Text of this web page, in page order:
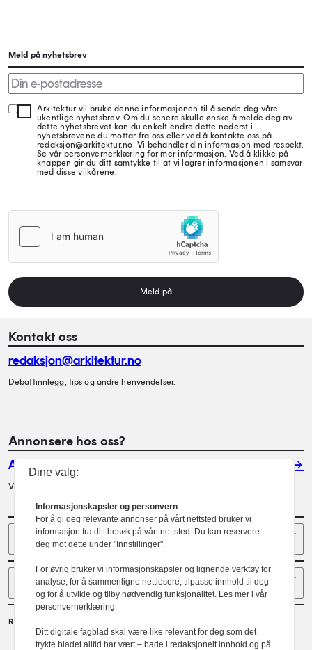
Meld på nyhetsbrev
Arkitektur vil bruke denne informasjonen til å sende deg våre
ukentlige nyhetsbrev. Om du senere skulle ønske å melde deg av
dette nyhetsbrevet kan du enkelt endre dette nederst i
nyhetsbrevene du mottar fra oss eller ved å kontakte oss på
redaksjon@arkitektur.no. Vi behandler din informasjon med respekt.
Se vår personvernerklæring for mer informasjon. Ved å klikke på
knappen gir du ditt samtykke til at vi lagrer informasjonen i samsvar
med disse vilkårene.
Meld på
Kontakt oss
redaksjon@arkitektur.no
Debattinnlegg, tips og andre henvendelser.
Annonsere hos oss?
Annonser
Vil du annonsere i Arkitektur? Les mer her.
Sider
Følg oss
Redaktør
Gaute Brochmann
Dine valg:
Informasjonskapsler og personvern
For å gi deg relevante annonser på vårt nettsted bruker vi
informasjon fra ditt besøk på vårt nettsted. Du kan reservere
deg mot dette under "Innstillinger".
For øvrig bruker vi informasjonskapsler og lignende verktøy for
analyse, for å sammenligne nettlesere, tilpasse innhold til deg
og for å utvikle og tilby nødvendig funksjonalitet. Les mer i vår
personvernerklæring.
Ditt digitale fagblad skal være like relevant for deg som det
trykte bladet alltid har vært – bade i redaksjonelt innhold og på